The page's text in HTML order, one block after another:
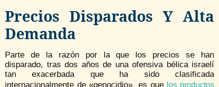
Precios Disparados Y Alta
Demanda
Parte de la razón por la que los precios se han
disparado, tras dos años de una ofensiva bélica israelí
tan exacerbada que ha sido clasificada
internacionalmente de «genocidio», es que los productos